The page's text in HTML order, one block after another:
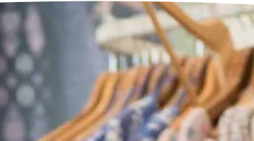
Photo Alert
goederen